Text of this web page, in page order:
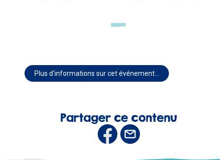
Plus d'informations sur cet événement…
Partager ce contenu